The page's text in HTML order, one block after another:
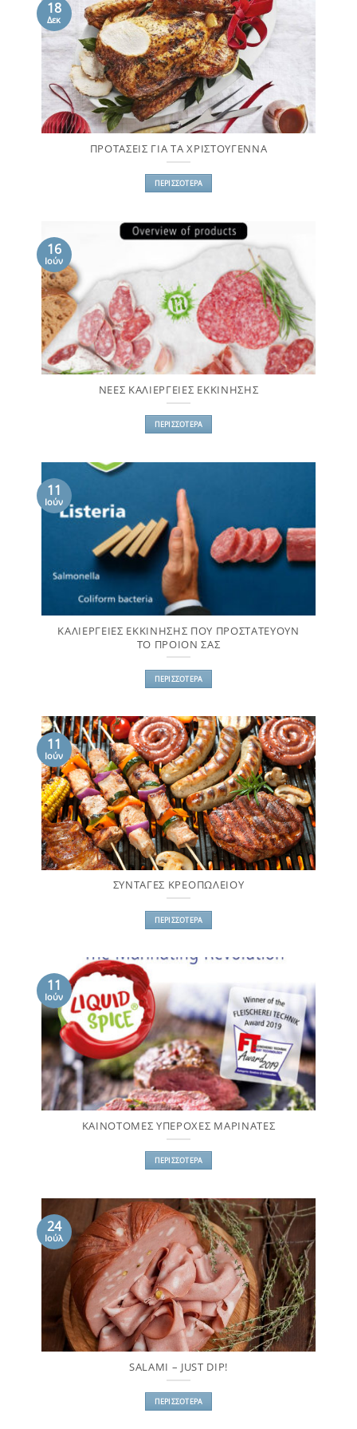
ΠΡΟΤΑΣΕΙΣ ΓΙΑ ΤΑ ΧΡΙΣΤΟΥΓΕΝΝΑ
ΠΕΡΙΣΣΌΤΕΡΑ
18
Δεκ
ΝΕΕΣ ΚΑΛΙΕΡΓΕΙΕΣ ΕΚΚΙΝΗΣΗΣ
ΠΕΡΙΣΣΌΤΕΡΑ
16
Ιούν
ΚΑΛΙΕΡΓΕΙΕΣ ΕΚΚΙΝΗΣΗΣ ΠΟΥ ΠΡΟΣΤΑΤΕΥΟΥΝ
ΤΟ ΠΡΟΙΟΝ ΣΑΣ
ΠΕΡΙΣΣΌΤΕΡΑ
11
Ιούν
ΣΥΝΤΑΓΕΣ ΚΡΕΟΠΩΛΕΙΟΥ
ΠΕΡΙΣΣΌΤΕΡΑ
11
Ιούν
ΚΑΙΝΟΤΟΜΕΣ ΥΠΕΡΟΧΕΣ ΜΑΡΙΝΑΤΕΣ
ΠΕΡΙΣΣΌΤΕΡΑ
11
Ιούν
SALAMI – JUST DIP!
ΠΕΡΙΣΣΌΤΕΡΑ
24
Ιούλ